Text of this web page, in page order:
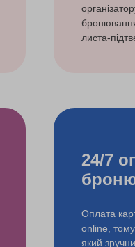
листа-
24/7
Оплата
online,
який